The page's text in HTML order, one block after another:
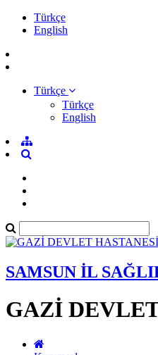
Türkçe
English
Türkçe
Türkçe
English
SAMSUN İL
GAZİ